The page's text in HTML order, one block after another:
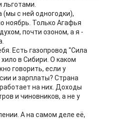
(мы с ней одногодки),
ноябрь. Только Агафья
почти озоном, а я -
Есть газопровод "Сила
в Сибири. О каком
говорить, если у
и зарплаты? Страна
на них. Доходы
и чиновников, а не у
А на самом деле её,